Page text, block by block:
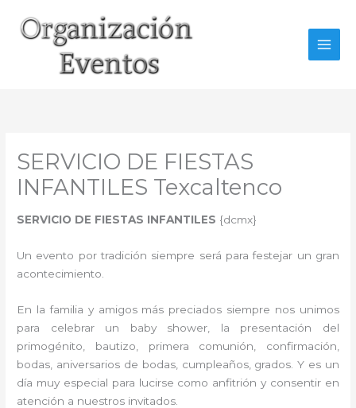
contenido
SERVICIO DE FIESTAS
INFANTILES Texcaltenco
SERVICIO DE FIESTAS INFANTILES {dcmx}
Un evento por tradición siempre será para festejar un gran
acontecimiento.
En la familia y amigos más preciados siempre nos unimos
para celebrar un baby shower, la presentación del
primogénito, bautizo, primera comunión, confirmación,
bodas, aniversarios de bodas, cumpleaños, grados. Y es un
día muy especial para lucirse como anfitrión y consentir en
atención a nuestros invitados.